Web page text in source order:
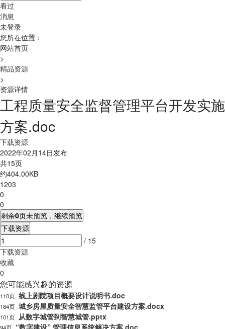
看过
消息
未登录
您所在位置：
网站首页
>
精品资源
>
资源详情
工程质量安全监督管理平台开发实施
方案.doc
下载资源
2022年02月14日发布
共15页
约404.00KB
1203
0
0
剩余0页未预览，继续预览
下载资源
/ 15
下载资源
收藏
0
您可能感兴趣的资源
110页 线上剧院项目概要设计说明书.doc
184页 城乡房屋质量安全智慧监管平台建设方案.docx
101页 从数字城管到智慧城管.pptx
“数字建设” 管理信息系统解决方案.doc